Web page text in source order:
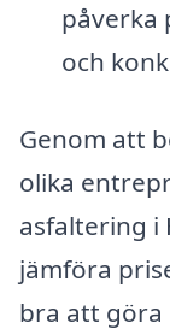
påverka
och
Genom att
olika
asfaltering i
jämföra
bra att göra